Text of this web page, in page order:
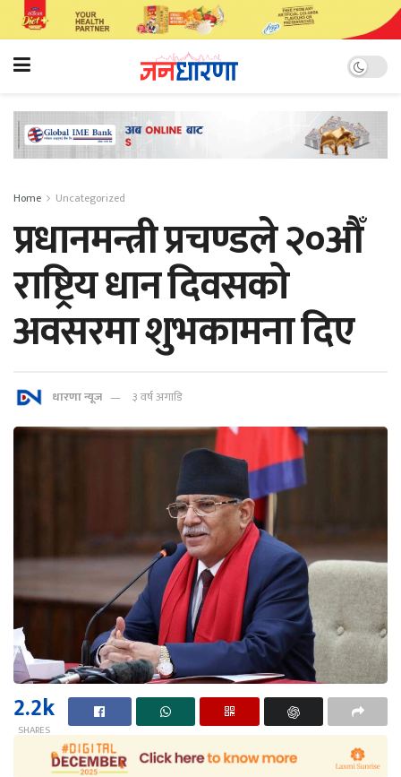
Home Uncategorized
प्रधानमन्त्री प्रचण्डले २०औँ
राष्ट्रिय धान दिवसको
अवसरमा शुभकामना दिए
धारणा न्यूज ३ वर्ष अगाडि
2.2k
SHARES